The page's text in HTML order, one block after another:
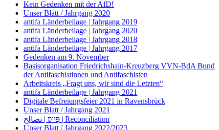
Kein Gedenken mit der AfD!
Unser Blatt / Jahrgang 2020
antifa Länderbeilage | Jahrgang 2019
antifa Länderbeilage | Jahrgang 2020
antifa Länderbeilage | Jahrgang 2018
antifa Länderbeilage | Jahrgang 2017
Gedenken am 9. November
Basisorganisation Friedrichshain-Kreuzberg VVN-BdA Bund
der Antifaschistinnen und Antifaschisten
Arbeitskreis „Fragt uns, wir sind die Letzten“
antifa Länderbeilage | Jahrgang 2021
Digitale Befreiungsfeier 2021 in Ravensbrück
Unser Blatt / Jahrgang 2021
פִּיוּס | تصالح | Reconciliation
Unser Blatt / Jahrgang 2022/2023